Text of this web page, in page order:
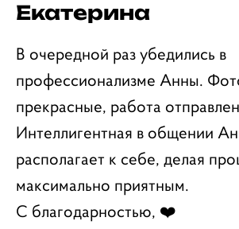
Екатерина
В очередной раз убедились в
профессионализме Анны.
прекрасные, работа
Интеллигентная в общении
располагает к себе, делая
максимально приятным.
С благодарностью, ❤️